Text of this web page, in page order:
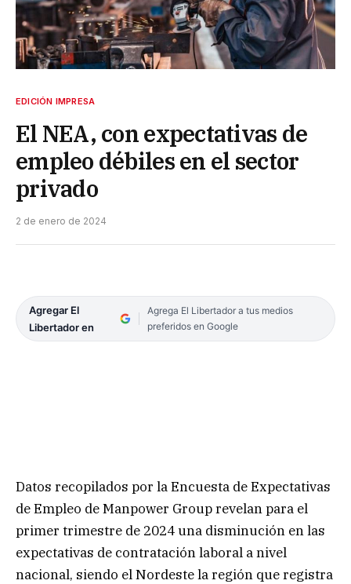
EDICIÓN IMPRESA
El NEA, con expectativas de
empleo débiles en el sector
privado
2 de enero de 2024
Agregar El
Libertador en
Agrega El Libertador a tus medios
preferidos en Google
Datos recopilados por la Encuesta de Expectativas
de Empleo de Manpower Group revelan para el
primer trimestre de 2024 una disminución en las
expectativas de contratación laboral a nivel
nacional, siendo el Nordeste la región que registra